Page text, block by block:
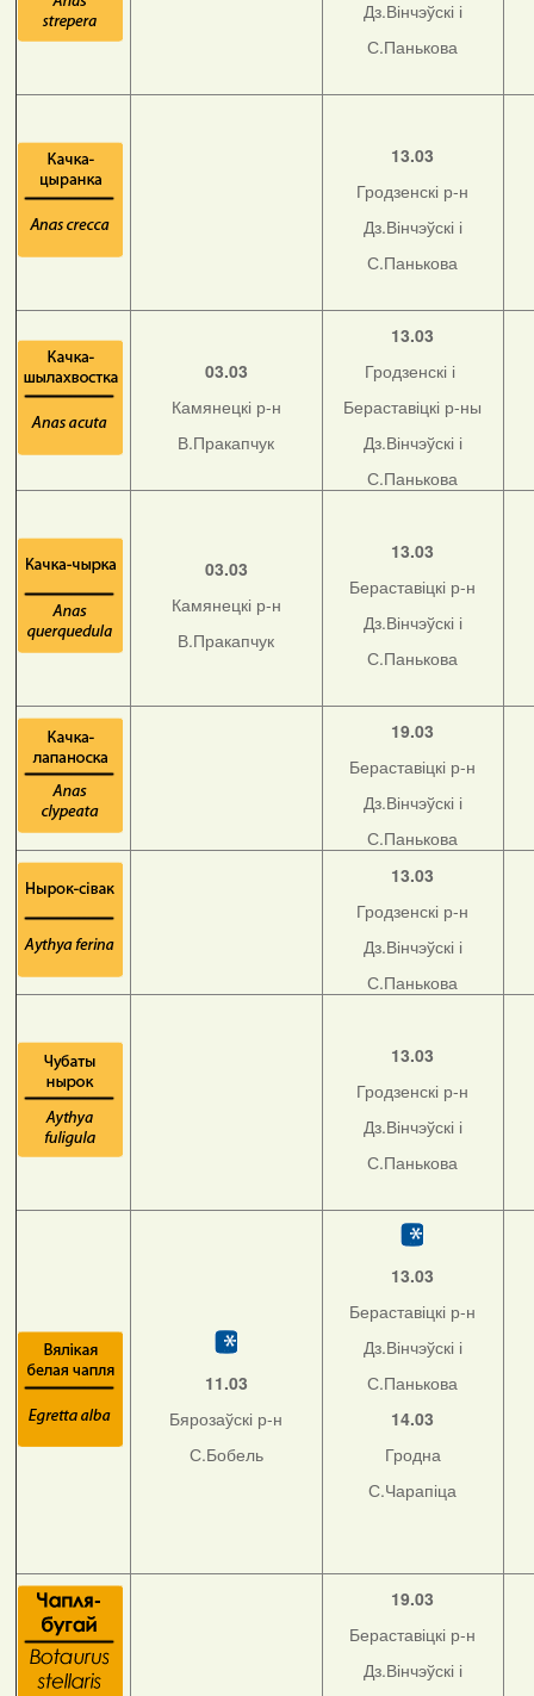
Дз.Вінчэўскі і
С.Панькова
13.03
Гродзенскі р-н
Дз.Вінчэўскі і
С.Панькова
03.03
Камянецкі р-н
В.Пракапчук
13.03
Гродзенскі і
Бераставіцкі р-ны
Дз.Вінчэўскі і
С.Панькова
03.03
Камянецкі р-н
В.Пракапчук
13.03
Бераставіцкі р-н
Дз.Вінчэўскі і
С.Панькова
19.03
Бераставіцкі р-н
Дз.Вінчэўскі і
С.Панькова
13.03
Гродзенскі р-н
Дз.Вінчэўскі і
С.Панькова
13.03
Гродзенскі р-н
Дз.Вінчэўскі і
С.Панькова
11.03
Бярозаўскі р-н
С.Бобель
13.03
Бераставіцкі р-н
Дз.Вінчэўскі і
С.Панькова
14.03
Гродна
С.Чарапіца
19.03
Бераставіцкі р-н
Дз.Вінчэўскі і